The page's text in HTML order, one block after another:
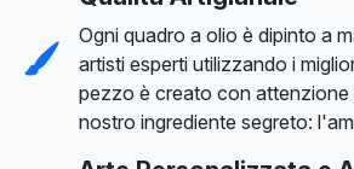
Ogni quadro a olio è dipinto a
artisti esperti utilizzando i
pezzo è creato con attenzione
nostro ingrediente segreto: